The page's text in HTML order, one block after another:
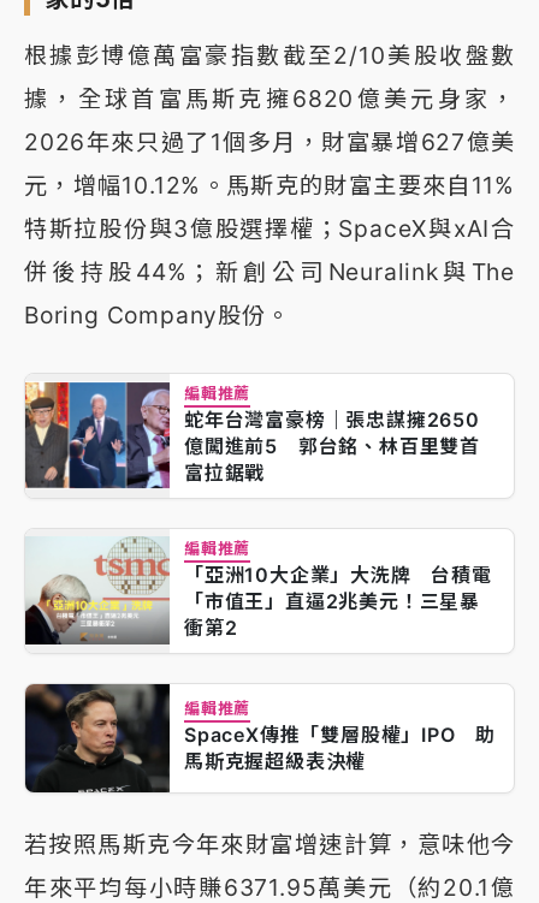
根據彭博億萬富豪指數截至2/10美股收盤數
據，全球首富馬斯克擁6820億美元身家，
2026年來只過了1個多月，財富暴增627億美
元，增幅10.12%。馬斯克的財富主要來自11%
特斯拉股份與3億股選擇權；SpaceX與xAI合
併後持股44%；新創公司Neuralink與The
Boring Company股份。
編輯推薦
蛇年台灣富豪榜｜張忠謀擁2650
億闖進前5 郭台銘、林百里雙首
富拉鋸戰
編輯推薦
「亞洲10大企業」大洗牌 台積電
「市值王」直逼2兆美元！三星暴
衝第2
編輯推薦
SpaceX傳推「雙層股權」IPO 助
馬斯克握超級表決權
若按照馬斯克今年來財富增速計算，意味他今
年來平均每小時賺6371.95萬美元（約20.1億